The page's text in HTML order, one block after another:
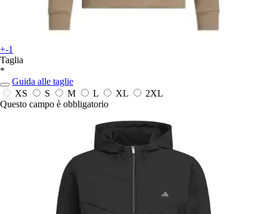
+-1
Taglia
*
Guida alle taglie
XS
S M L XL
2XL
Questo campo è obbligatorio